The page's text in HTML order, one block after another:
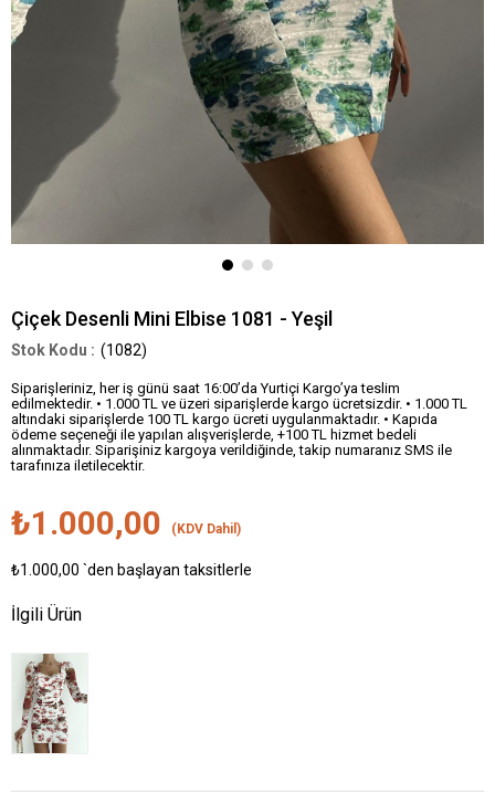
Çiçek Desenli Mini Elbise 1081 - Yeşil
(1082)
Siparişleriniz, her iş günü saat 16:00’da Yurtiçi Kargo’ya teslim
edilmektedir. • 1.000 TL ve üzeri siparişlerde kargo ücretsizdir. • 1.000 TL
altındaki siparişlerde 100 TL kargo ücreti uygulanmaktadır. • Kapıda
ödeme seçeneği ile yapılan alışverişlerde, +100 TL hizmet bedeli
alınmaktadır. Siparişiniz kargoya verildiğinde, takip numaranız SMS ile
tarafınıza iletilecektir.
₺1.000,00 (KDV Dahil)
₺1.000,00 `den başlayan taksitlerle
İlgili Ürün